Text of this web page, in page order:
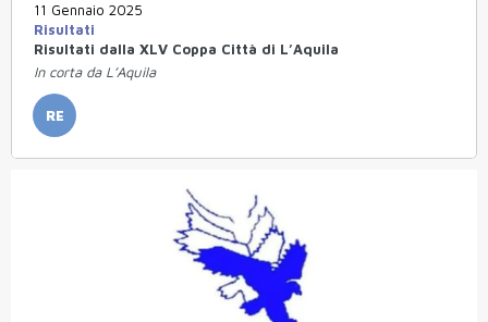
11 Gennaio 2025
Risultati
Risultati dalla XLV Coppa Città di L’Aquila
In corta da L’Aquila
RE